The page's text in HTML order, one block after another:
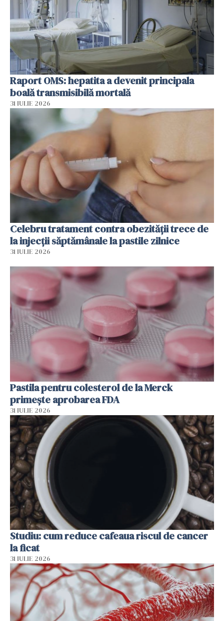
Raport OMS: hepatita a devenit principala
boală transmisibilă mortală
31 IULIE 2026
Celebru tratament contra obezității trece de
la injecții săptămânale la pastile zilnice
31 IULIE 2026
Pastila pentru colesterol de la Merck
primește aprobarea FDA
31 IULIE 2026
Studiu: cum reduce cafeaua riscul de cancer
la ficat
31 IULIE 2026